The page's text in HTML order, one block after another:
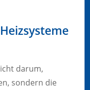
darum,
sondern die